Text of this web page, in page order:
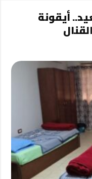
أيقونة